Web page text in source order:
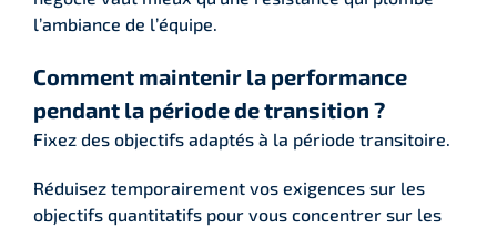
l’ambiance de l’équipe.
Comment maintenir la performance
pendant la période de transition ?
Fixez des objectifs adaptés à la période transitoire.
Réduisez temporairement vos exigences sur les
objectifs quantitatifs pour vous concentrer sur les